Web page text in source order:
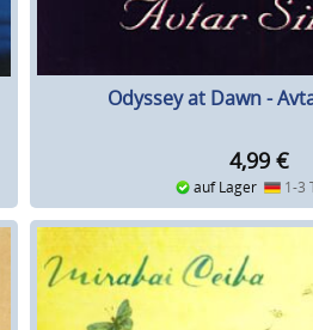
Odyssey at Dawn -
4,99 €
auf Lager 1-3